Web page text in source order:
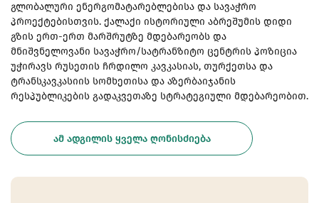
გლობალური ენერგომატარებლებისა და სავაჭრო
პროექტებისთვის. ქალაქი ისტორიული აბრეშუმის დიდი
გზის ერთ-ერთ მარშრუტზე მდებარეობს და
მნიშვნელოვანი სავაჭრო/სატრანზიტო ცენტრის პოზიცია
უჭირავს რუსეთის ჩრდილო კავკასიას, თურქეთსა და
ტრანსკავკასიის სომხეთისა და აზერბაიჯანის
რესპუბლიკების გადაკვეთაზე სტრატეგიული მდებარეობით.
ᲐᲛ ᲐᲓᲒᲘᲚᲘᲡ ᲧᲕᲔᲚᲐ ᲦᲝᲜᲘᲡᲫᲘᲔᲑᲐ